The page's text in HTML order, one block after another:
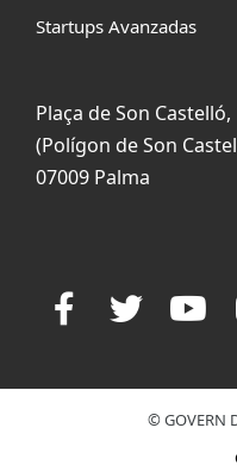
Startups Avanzadas
Plaça de Son Castelló,
(Polígon de Son
07009 Palma
© GOVERN